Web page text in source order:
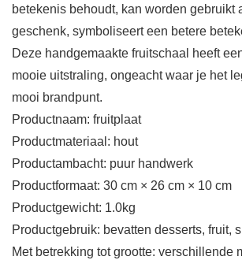
betekenis behoudt, kan worden gebruikt
geschenk, symboliseert een betere
Deze handgemaakte fruitschaal heeft
mooie uitstraling, ongeacht waar je het
mooi brandpunt.
Productnaam: fruitplaat
Productmateriaal: hout
Productambacht: puur handwerk
Productformaat: 30 cm × 26 cm × 10 cm
Productgewicht: 1.0kg
Productgebruik: bevatten desserts, fruit,
Met betrekking tot grootte: verschillende